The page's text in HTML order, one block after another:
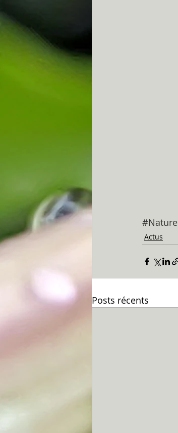
#Nature
Actus
Posts récents